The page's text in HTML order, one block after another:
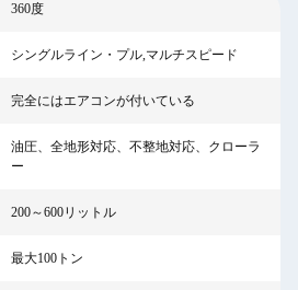
360度
シングルライン・プル,マルチスピード
完全にはエアコンが付いている
油圧、全地形対応、不整地対応、クローラ
ー
200～600リットル
最大100トン